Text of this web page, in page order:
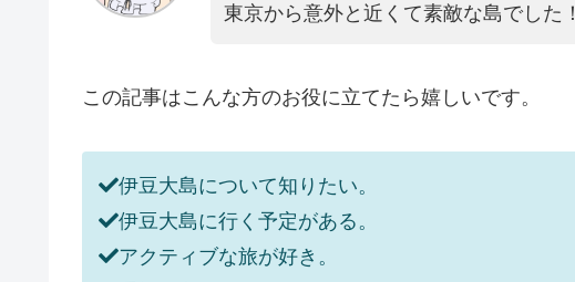
東京から意外と近くて素敵な島でした！
この記事はこんな方のお役に立てたら嬉しいです。
伊豆大島について知りたい。
伊豆大島に行く予定がある。
アクティブな旅が好き。